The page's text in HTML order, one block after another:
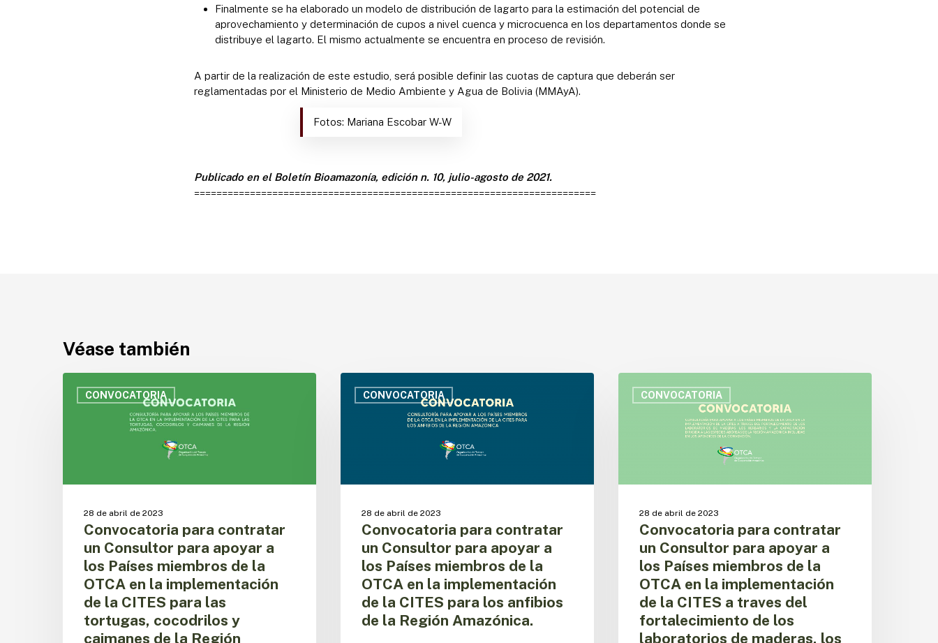
Finalmente se ha elaborado un modelo de distribución de lagarto para la estimación del potencial de
aprovechamiento y determinación de cupos a nivel cuenca y microcuenca en los departamentos donde se
distribuye el lagarto. El mismo actualmente se encuentra en proceso de revisión.
A partir de la realización de este estudio, será posible definir las cuotas de captura que deberán ser
reglamentadas por el Ministerio de Medio Ambiente y Agua de Bolivia (MMAyA).
Fotos: Mariana Escobar W-W
Publicado en el Boletín Bioamazonía, edición n. 10, julio-agosto de 2021.
========================================================================
Véase también
CONVOCATORIA
a
Países
miembros
OTCA
implementación
28 de abril de 2023
Convocatoria para contratar
un Consultor para apoyar a
los Países miembros de la
OTCA en la implementación
de la CITES para las
tortugas, cocodrilos y
caimanes de la Región
CONVOCATORIA
a
Países
miembros
OTCA
implementación
28 de abril de 2023
Convocatoria para contratar
un Consultor para apoyar a
los Países miembros de la
OTCA en la implementación
de la CITES para los anfibios
de la Región Amazónica.
CONVOCATORIA
a
Países
miembros
OTCA
implementación
28 de abril de 2023
Convocatoria para contratar
un Consultor para apoyar a
los Países miembros de la
OTCA en la implementación
de la CITES a traves del
fortalecimiento de los
laboratorios de maderas, los